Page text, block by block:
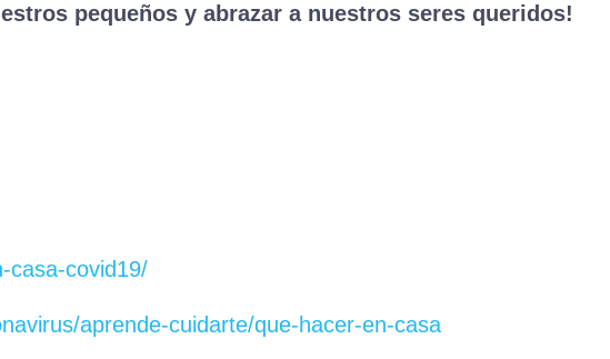
pequeños y abrazar a nuestros seres queridos!
casa-covid19/
aprende-cuidarte/que-hacer-en-casa